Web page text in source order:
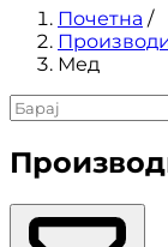
Почетна /
Мед